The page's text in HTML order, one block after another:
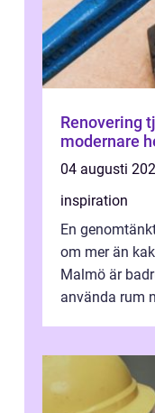
Renovering tjörn trygg
modernare
04 augusti
inspiration
En
om mer än
Malmö är
använda rum